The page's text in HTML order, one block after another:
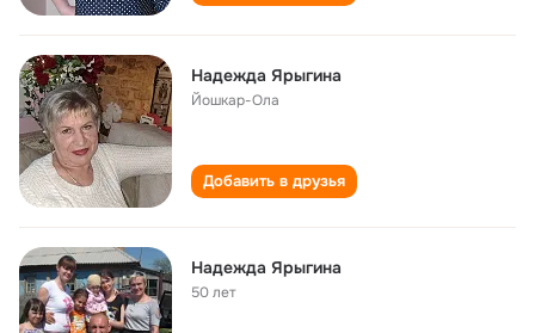
Надежда Ярыгина
Йошкар-Ола
Добавить в друзья
Надежда Ярыгина
50 лет